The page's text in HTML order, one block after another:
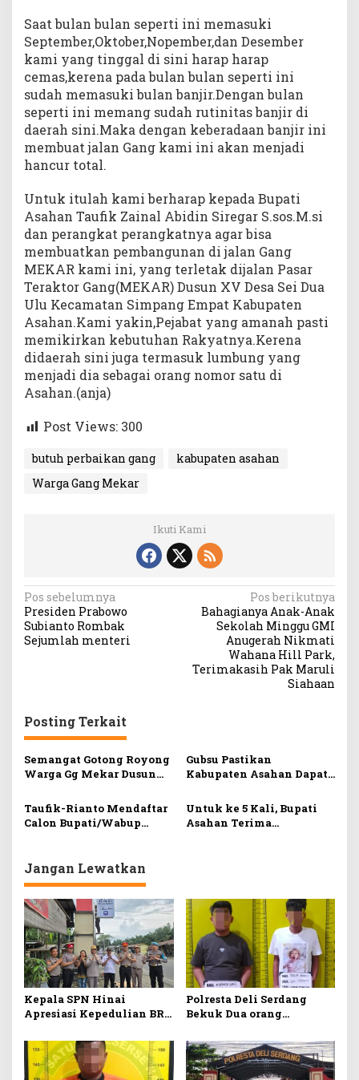
J
a
l
a
n
G
a
n
g
Saat bulan bulan seperti ini memasuki
September,Oktober,Nopember,dan Desember
kami yang tinggal di sini harap harap
cemas,kerena pada bulan bulan seperti ini
sudah memasuki bulan banjir.Dengan bulan
seperti ini memang sudah rutinitas banjir di
daerah sini.Maka dengan keberadaan banjir ini
membuat jalan Gang kami ini akan menjadi
hancur total.
Untuk itulah kami berharap kepada Bupati
Asahan Taufik Zainal Abidin Siregar S.sos.M.si
dan perangkat perangkatnya agar bisa
membuatkan pembangunan di jalan Gang
MEKAR kami ini, yang terletak dijalan Pasar
Teraktor Gang(MEKAR) Dusun XV Desa Sei Dua
Ulu Kecamatan Simpang Empat Kabupaten
Asahan.Kami yakin,Pejabat yang amanah pasti
memikirkan kebutuhan Rakyatnya.Kerena
didaerah sini juga termasuk lumbung yang
menjadi dia sebagai orang nomor satu di
Asahan.(anja)
Post Views: 300
butuh perbaikan gang
kabupaten asahan
Warga Gang Mekar
Ikuti Kami
N
a
v
a
s
i
p
o
s
Pos sebelumnya
Presiden Prabowo
Subianto Rombak
Sejumlah menteri
Pos berikutnya
Bahagianya Anak-Anak
Sekolah Minggu GMI
Anugerah Nikmati
Wahana Hill Park,
Terimakasih Pak Maruli
Siahaan
Posting Terkait
Semangat Gotong Royong
Warga Gg Mekar Dusun
Asahan Bangun Jembatan
Dengan Swadaya
Gubsu Pastikan
Kabupaten Asahan Dapat
Lengkap Dari Kemenkes
Taufik-Rianto Mendaftar
Calon Bupati/Wabup
Untuk ke 5 Kali, Bupati
Asahan Terima
Jangan Lewatkan
Kepala SPN Hinai
Apresiasi Kepedulian BRI
Penunjuk Arah SPN Polda
Sumut
Polresta Deli Serdang
Bekuk Dua orang
Pagar Merbau